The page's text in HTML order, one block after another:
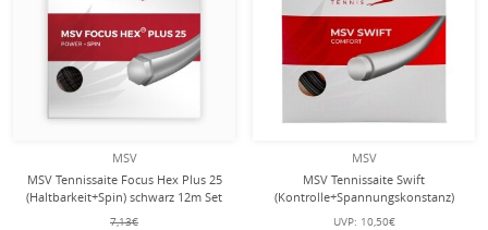
MSV
MSV Tennissaite Focus Hex Plus 25
(Haltbarkeit+Spin) schwarz 12m Set
7,13€
MSV
MSV Tennissaite Swift
(Kontrolle+Spannungskonstanz)
schwarz 12m Set
UVP: 10,50€